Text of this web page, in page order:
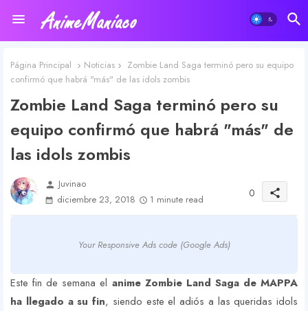
Página Principal Noticias
Zombie Land Saga terminó pero su equipo
confirmó que habrá "más" de las idols zombis
Zombie Land Saga terminó pero su
equipo confirmó que habrá "más" de
las idols zombis
person Juvinao
diciembre 23, 2018
1 minute read 0 share
Your Responsive Ads code (Google Ads)
Este fin de semana el anime Zombie Land Saga de MAPPA
ha llegado a su fin, siendo este el adiós a las queridas idols